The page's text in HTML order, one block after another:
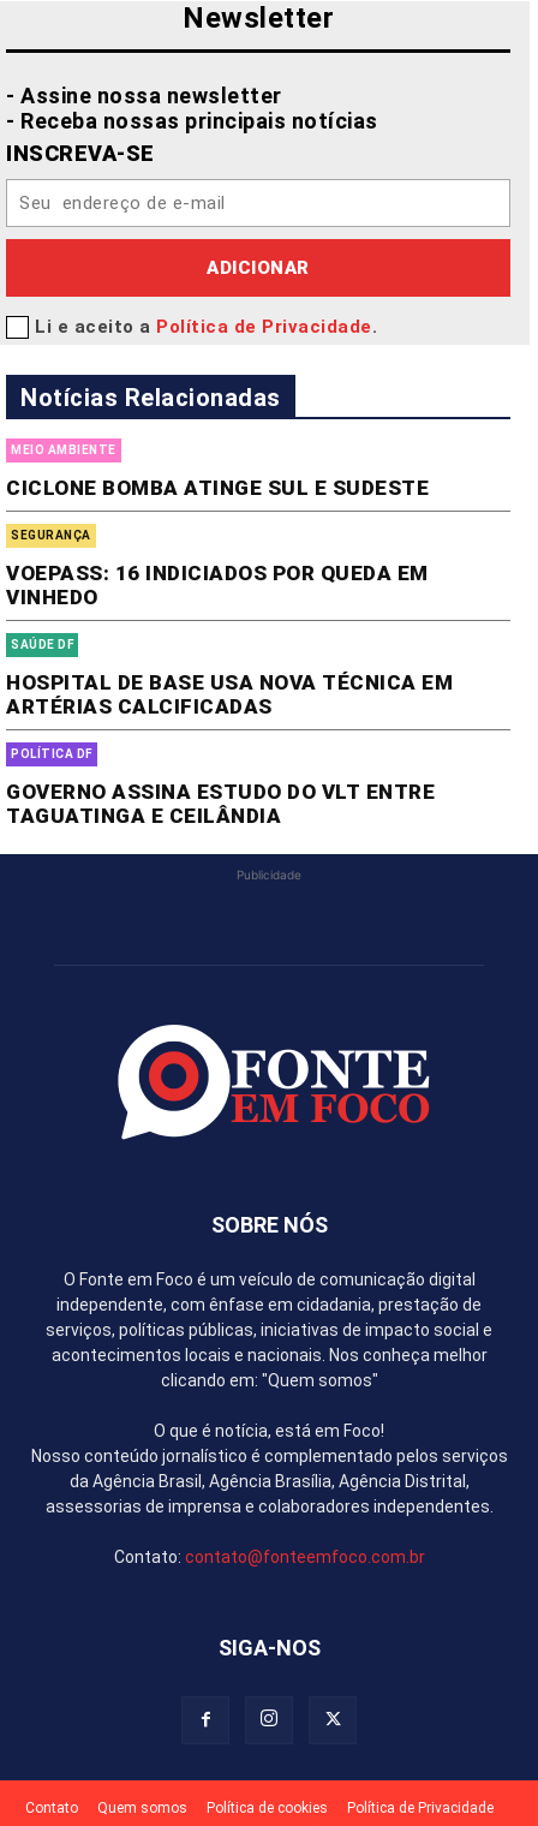
Newsletter
- Assine nossa newsletter
- Receba nossas principais notícias
INSCREVA-SE
ADICIONAR
Li e aceito a Política de Privacidade.
Notícias Relacionadas
MEIO AMBIENTE
CICLONE BOMBA ATINGE SUL E SUDESTE
SEGURANÇA
VOEPASS: 16 INDICIADOS POR QUEDA EM
VINHEDO
SAÚDE DF
HOSPITAL DE BASE USA NOVA TÉCNICA EM
ARTÉRIAS CALCIFICADAS
POLÍTICA DF
GOVERNO ASSINA ESTUDO DO VLT ENTRE
TAGUATINGA E CEILÂNDIA
Publicidade
SOBRE NÓS
O Fonte em Foco é um veículo de comunicação digital
independente, com ênfase em cidadania, prestação de
serviços, políticas públicas, iniciativas de impacto social e
acontecimentos locais e nacionais. Nos conheça melhor
clicando em: "Quem somos"
O que é notícia, está em Foco!
Nosso conteúdo jornalístico é complementado pelos serviços
da Agência Brasil, Agência Brasília, Agência Distrital,
assessorias de imprensa e colaboradores independentes.
Contato: contato@fonteemfoco.com.br
SIGA-NOS
Contato Quem somos Política de cookies
Política de Privacidade